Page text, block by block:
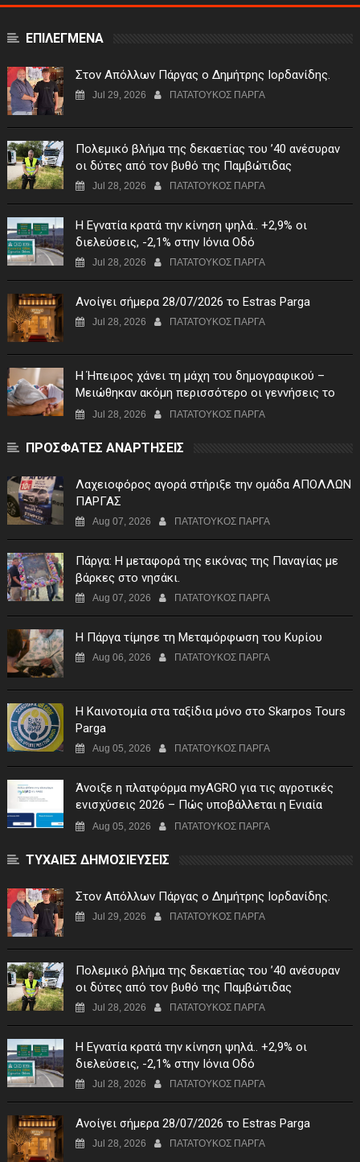
ΕΠΙΛΕΓΜΕΝΑ
Στον Απόλλων Πάργας ο Δημήτρης Ιορδανίδης.
Jul 29, 2026 ΠΑΤΑΤΟΥΚΟΣ ΠΑΡΓΑ
Πολεμικό βλήμα της δεκαετίας του ’40 ανέσυραν
οι δύτες από τον βυθό της Παμβώτιδας
Jul 28, 2026 ΠΑΤΑΤΟΥΚΟΣ ΠΑΡΓΑ
Η Εγνατία κρατά την κίνηση ψηλά.. +2,9% οι
διελεύσεις, -2,1% στην Ιόνια Οδό
Jul 28, 2026 ΠΑΤΑΤΟΥΚΟΣ ΠΑΡΓΑ
Ανοίγει σήμερα 28/07/2026 το Estras Parga
Jul 28, 2026 ΠΑΤΑΤΟΥΚΟΣ ΠΑΡΓΑ
Η Ήπειρος χάνει τη μάχη του δημογραφικού –
Μειώθηκαν ακόμη περισσότερο οι γεννήσεις το
πρώτο τρίμηνο του 2026
Jul 28, 2026 ΠΑΤΑΤΟΥΚΟΣ ΠΑΡΓΑ
ΠΡΟΣΦΑΤΕΣ ΑΝΑΡΤΗΣΕΙΣ
Λαχειοφόρος αγορά στήριξε την ομάδα ΑΠΟΛΛΩΝ
ΠΑΡΓΑΣ
Aug 07, 2026 ΠΑΤΑΤΟΥΚΟΣ ΠΑΡΓΑ
Πάργα: Η μεταφορά της εικόνας της Παναγίας με
βάρκες στο νησάκι.
Aug 07, 2026 ΠΑΤΑΤΟΥΚΟΣ ΠΑΡΓΑ
Η Πάργα τίμησε τη Μεταμόρφωση του Κυρίου
Aug 06, 2026 ΠΑΤΑΤΟΥΚΟΣ ΠΑΡΓΑ
Η Καινοτομία στα ταξίδια μόνο στο Skarpos Tours
Parga
Aug 05, 2026 ΠΑΤΑΤΟΥΚΟΣ ΠΑΡΓΑ
Άνοιξε η πλατφόρμα myAGRO για τις αγροτικές
ενισχύσεις 2026 – Πώς υποβάλλεται η Ενιαία
Αίτηση Ενίσχυσης
Aug 05, 2026 ΠΑΤΑΤΟΥΚΟΣ ΠΑΡΓΑ
ΤΥΧΑΙΕΣ ΔΗΜΟΣΙΕΥΣΕΙΣ
Στον Απόλλων Πάργας ο Δημήτρης Ιορδανίδης.
Jul 29, 2026 ΠΑΤΑΤΟΥΚΟΣ ΠΑΡΓΑ
Πολεμικό βλήμα της δεκαετίας του ’40 ανέσυραν
οι δύτες από τον βυθό της Παμβώτιδας
Jul 28, 2026 ΠΑΤΑΤΟΥΚΟΣ ΠΑΡΓΑ
Η Εγνατία κρατά την κίνηση ψηλά.. +2,9% οι
διελεύσεις, -2,1% στην Ιόνια Οδό
Jul 28, 2026 ΠΑΤΑΤΟΥΚΟΣ ΠΑΡΓΑ
Ανοίγει σήμερα 28/07/2026 το Estras Parga
Jul 28, 2026 ΠΑΤΑΤΟΥΚΟΣ ΠΑΡΓΑ